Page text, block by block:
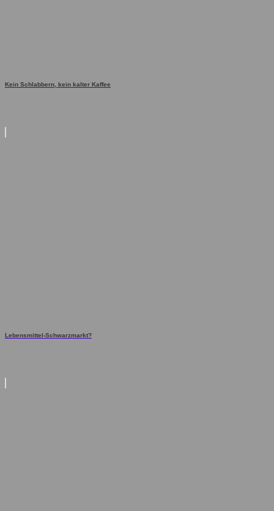
Kein Schlabbern, kein kalter Kaffee
Lebensmittel-Schwarzmarkt?